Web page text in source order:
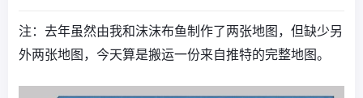
注：去年虽然由我和沫沫布鱼制作了两张地图，但缺少另
外两张地图，今天算是搬运一份来自推特的完整地图。